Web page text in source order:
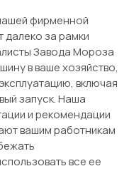
фирменной
далеко за рамки
Завода Мороза
в ваше хозяйство,
включая
запуск. Наша
и рекомендации
вашим работникам
все ее